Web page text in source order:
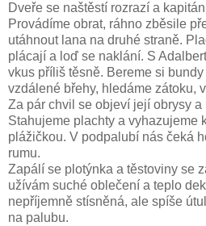
Dveře se naštěstí rozrazí a
Provádíme obrat, ráhno zběsile
utáhnout lana na druhé straně.
plácají a loď se naklání. S
vkus příliš těsně. Bereme si bundy
vzdálené břehy, hledáme zátoku,
Za pár chvil se objeví její obrysy
Stahujeme plachty a vyhazujeme
plážičkou. V podpalubí nás čeká
rumu.
Zapálí se plotýnka a těstoviny se
užívám suché oblečení a teplo
nepříjemně stísněná, ale spíše
na palubu.